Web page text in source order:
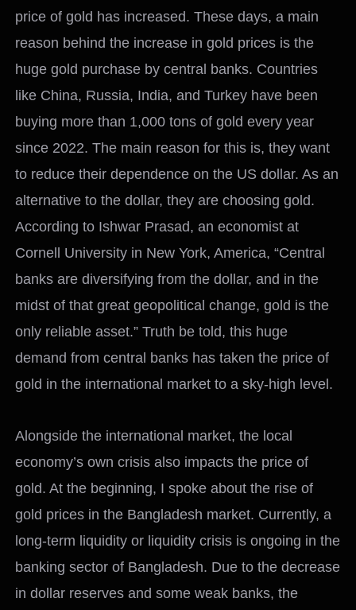
price of gold has increased. These days, a main
reason behind the increase in gold prices is the
huge gold purchase by central banks. Countries
like China, Russia, India, and Turkey have been
buying more than 1,000 tons of gold every year
since 2022. The main reason for this is, they want
to reduce their dependence on the US dollar. As an
alternative to the dollar, they are choosing gold.
According to Ishwar Prasad, an economist at
Cornell University in New York, America, “Central
banks are diversifying from the dollar, and in the
midst of that great geopolitical change, gold is the
only reliable asset.” Truth be told, this huge
demand from central banks has taken the price of
gold in the international market to a sky-high level.
Alongside the international market, the local
economy’s own crisis also impacts the price of
gold. At the beginning, I spoke about the rise of
gold prices in the Bangladesh market. Currently, a
long-term liquidity or liquidity crisis is ongoing in the
banking sector of Bangladesh. Due to the decrease
in dollar reserves and some weak banks, the